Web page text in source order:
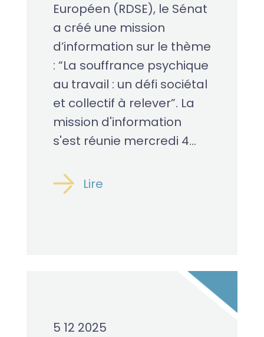
Européen (RDSE), le Sénat
a créé une mission
d’information sur le thème
: “La souffrance psychique
au travail : un défi sociétal
et collectif à relever”. La
mission d'information
s'est réunie mercredi 4...
Lire
5 12 2025